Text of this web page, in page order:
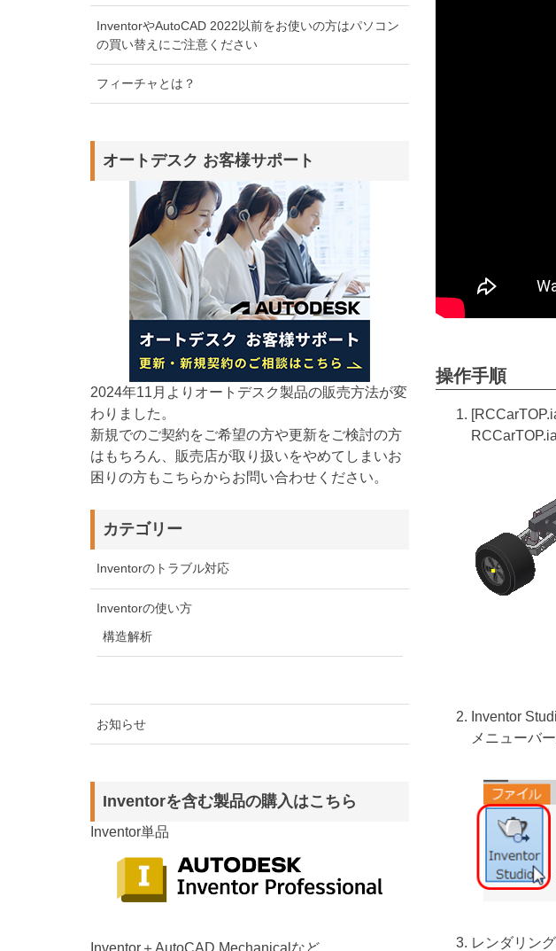
操作手順
Inventor
メニューバ
レンダリン
InventorやAutoCAD 2022以前をお使いの方はパソコン
の買い替えにご注意ください
フィーチャとは？
オートデスク お客様サポート
2024年11月よりオートデスク製品の販売方法が変
わりました。
新規でのご契約をご希望の方や更新をご検討の方
はもちろん、販売店が取り扱いをやめてしまいお
困りの方もこちらからお問い合わせください。
カテゴリー
Inventorのトラブル対応
Inventorの使い方
構造解析
お知らせ
Inventorを含む製品の購入はこちら
Inventor単品